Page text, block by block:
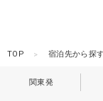
TOP 宿泊先から探
関東発